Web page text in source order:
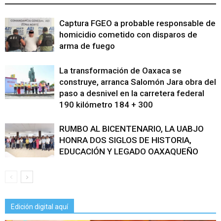
Captura FGEO a probable responsable de
homicidio cometido con disparos de
arma de fuego
La transformación de Oaxaca se
construye, arranca Salomón Jara obra del
paso a desnivel en la carretera federal
190 kilómetro 184 + 300
RUMBO AL BICENTENARIO, LA UABJO
HONRA DOS SIGLOS DE HISTORIA,
EDUCACIÓN Y LEGADO OAXAQUEÑO
Edición digital aquí